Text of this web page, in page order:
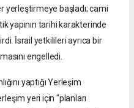
yerleştirmeye başladı; cami
yapının tarihi karakterinde
İsrail yetkilileri ayrıca bir
engelledi.
yaptığı Yerleşim
yeri için "planları